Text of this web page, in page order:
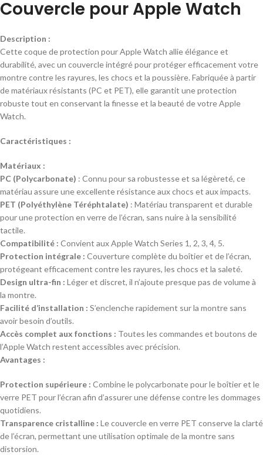
Couvercle pour Apple Watch
Description :
Cette coque de protection pour Apple Watch allie élégance et
durabilité, avec un couvercle intégré pour protéger efficacement votre
montre contre les rayures, les chocs et la poussière. Fabriquée à partir
de matériaux résistants (PC et PET), elle garantit une protection
robuste tout en conservant la finesse et la beauté de votre Apple
Watch.
Caractéristiques :
Matériaux :
PC (Polycarbonate) : Connu pour sa robustesse et sa légèreté, ce
matériau assure une excellente résistance aux chocs et aux impacts.
PET (Polyéthylène Téréphtalate) : Matériau transparent et durable
pour une protection en verre de l’écran, sans nuire à la sensibilité
tactile.
Compatibilité : Convient aux Apple Watch Series 1, 2, 3, 4, 5.
Protection intégrale : Couverture complète du boîtier et de l’écran,
protégeant efficacement contre les rayures, les chocs et la saleté.
Design ultra-fin : Léger et discret, il n’ajoute presque pas de volume à
la montre.
Facilité d’installation : S’enclenche rapidement sur la montre sans
avoir besoin d’outils.
Accès complet aux fonctions : Toutes les commandes et boutons de
l’Apple Watch restent accessibles avec précision.
Avantages :
Protection supérieure : Combine le polycarbonate pour le boîtier et le
verre PET pour l’écran afin d’assurer une défense contre les dommages
quotidiens.
Transparence cristalline : Le couvercle en verre PET conserve la clarté
de l’écran, permettant une utilisation optimale de la montre sans
distorsion.